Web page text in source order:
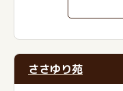
ささゆり苑